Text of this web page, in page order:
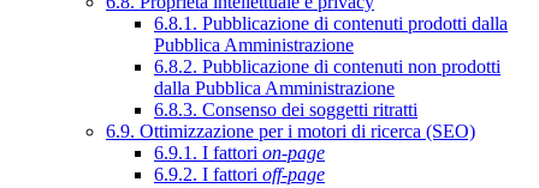
6.8.1. Pubblicazione di contenuti prodotti dalla
Pubblica Amministrazione
6.8.2. Pubblicazione di contenuti non prodotti
dalla Pubblica Amministrazione
6.8.3. Consenso dei soggetti ritratti
6.9. Ottimizzazione per i motori di ricerca (SEO)
6.9.1. I fattori on-page
6.9.2. I fattori off-page